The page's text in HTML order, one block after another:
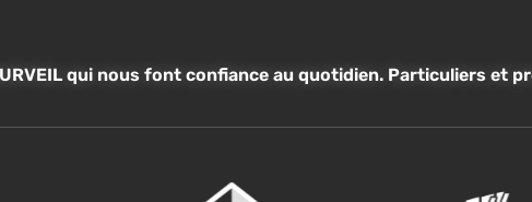
qui nous font confiance au quotidien. Particuliers et